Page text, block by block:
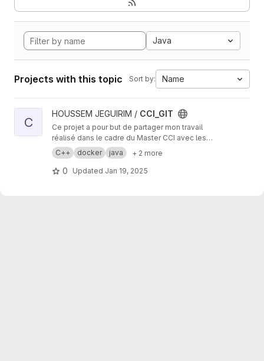
Java
Projects with this topic Sort by: Name
View CCI_GIT project
C
HOUSSEM JEGUIRIM / CCI_GIT
Ce projet a pour but de partager mon travail
réalisé dans le cadre du Master CCI avec les
professeurs, mes camarades de promotion,
ainsi que les futurs étudiants de ce Master.
C++ docker java + 2 more
0 Updated Jan 19, 2025